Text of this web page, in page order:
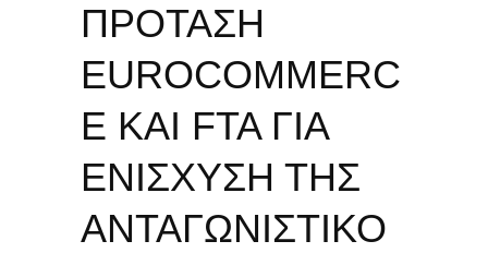
ΠΡΟΤΑΣΗ
EUROCOMMERC
E ΚΑΙ FTA ΓΙΑ
ΕΝΙΣΧΥΣΗ ΤΗΣ
ΑΝΤΑΓΩΝΙΣΤΙΚΟ